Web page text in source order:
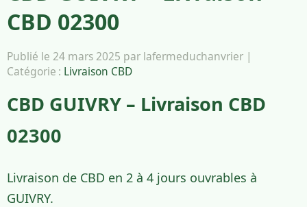
CBD 02300
Publié le 24 mars 2025 par lafermeduchanvrier |
Catégorie : Livraison CBD
CBD GUIVRY – Livraison CBD
02300
Livraison de CBD en 2 à 4 jours ouvrables à
GUIVRY.